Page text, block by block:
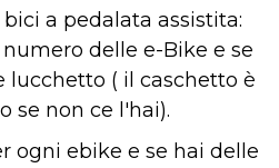
a pedalata assistita:
delle e-Bike e se
lucchetto ( il caschetto è
se non ce l'hai).
ogni ebike e se hai delle